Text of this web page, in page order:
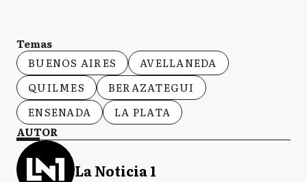
Temas
BUENOS AIRES
AVELLANEDA
QUILMES
BERAZATEGUI
ENSENADA
LA PLATA
AUTOR
La Noticia 1